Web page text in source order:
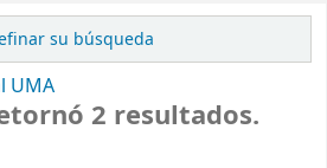
su búsqueda
UMA
2 resultados.